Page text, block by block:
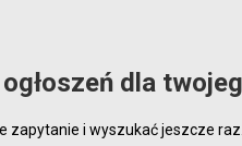
dla
zapytanie i wyszukać jeszcze raz.